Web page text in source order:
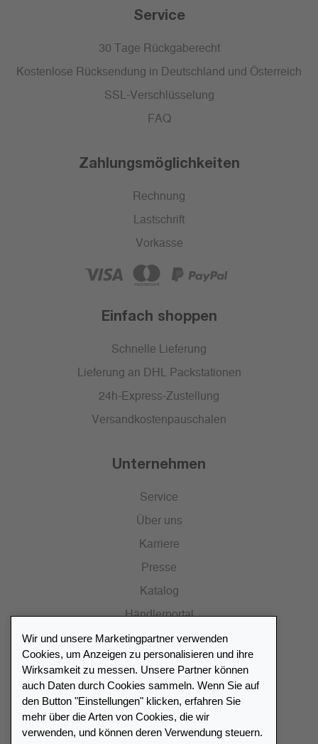
Service
30 Tage Rückgaberecht
Kostenlose Rücksendung in Deutschland und Österreich
SSL-Verschlüsselung
FAQ
Zahlungsmöglichkeiten
Rechnung
Lastschrift
Vorkasse
Einfach shoppen
Schnelle Lieferung
Lieferung an DHL Packstationen
24h-Express-Zustellung
Versandkostenpauschalen
Unternehmen
Service
Über uns
Karriere
Presse
Katalog
Händlerportal
Händlerverzeichnis
Meinen Leuchtturm Händler finden
Wir und unsere Marketingpartner verwenden
Cookies, um Anzeigen zu personalisieren und ihre
Wirksamkeit zu messen. Unsere Partner können
auch Daten durch Cookies sammeln. Wenn Sie auf
den Button "Einstellungen" klicken, erfahren Sie
mehr über die Arten von Cookies, die wir
verwenden, und können deren Verwendung steuern.